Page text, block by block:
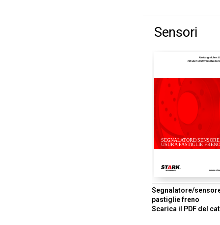
Sensori
Umfangreiches
mit uber 1.000
SEGNALATORE/SENSORE
USURA PASTIGLIE FRENO
Segnalatore/
pastiglie freno
Scarica il PDF del